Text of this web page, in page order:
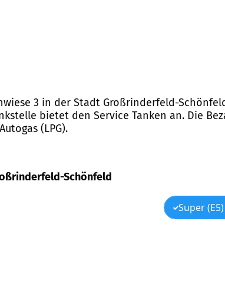
3 in der Stadt Großrinderfeld-
bietet den Service Tanken an. Die
(LPG).
Schönfeld
Super (E5)